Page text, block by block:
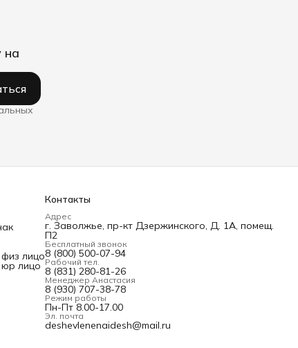
на
лицо
лицо
Контакты
Адрес
г. Заволжье, пр-кт Дзержинского, Д. 1А, помещ.
П2
Бесплатный звонок
8 (800) 500-07-94
Рабочий тел.
8 (831) 280-81-26
Менеджер Анастасия
8 (930) 707-38-78
Режим работы
Пн-Пт 8.00-17.00
Эл. почта
deshevlenenaidesh@mail.ru